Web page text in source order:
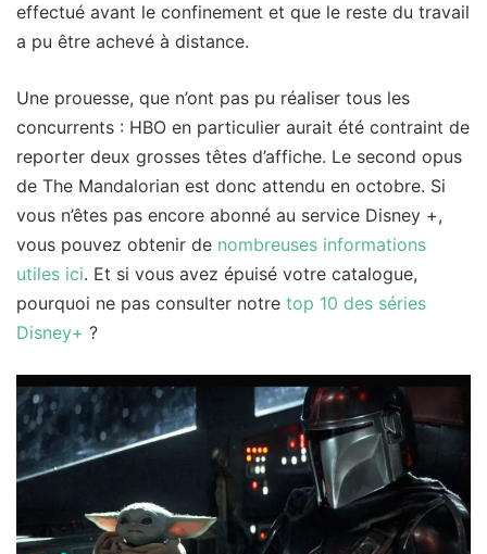
effectué avant le confinement et que le reste du travail
a pu être achevé à distance.
Une prouesse, que n’ont pas pu réaliser tous les
concurrents : HBO en particulier aurait été contraint de
reporter deux grosses têtes d’affiche. Le second opus
de The Mandalorian est donc attendu en octobre. Si
vous n’êtes pas encore abonné au service Disney +,
vous pouvez obtenir de nombreuses informations
utiles ici. Et si vous avez épuisé votre catalogue,
pourquoi ne pas consulter notre top 10 des séries
Disney+ ?